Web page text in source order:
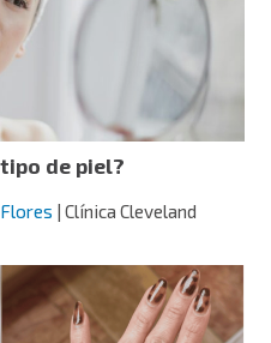
de piel?
| Clínica Cleveland